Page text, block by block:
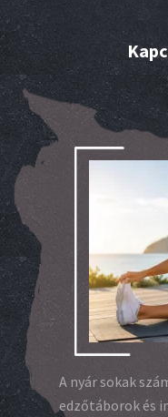
A nyár sokak
edzőtáborok és